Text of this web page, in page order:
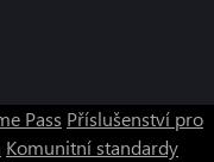
Pass Příslušenství pro
Komunitní standardy